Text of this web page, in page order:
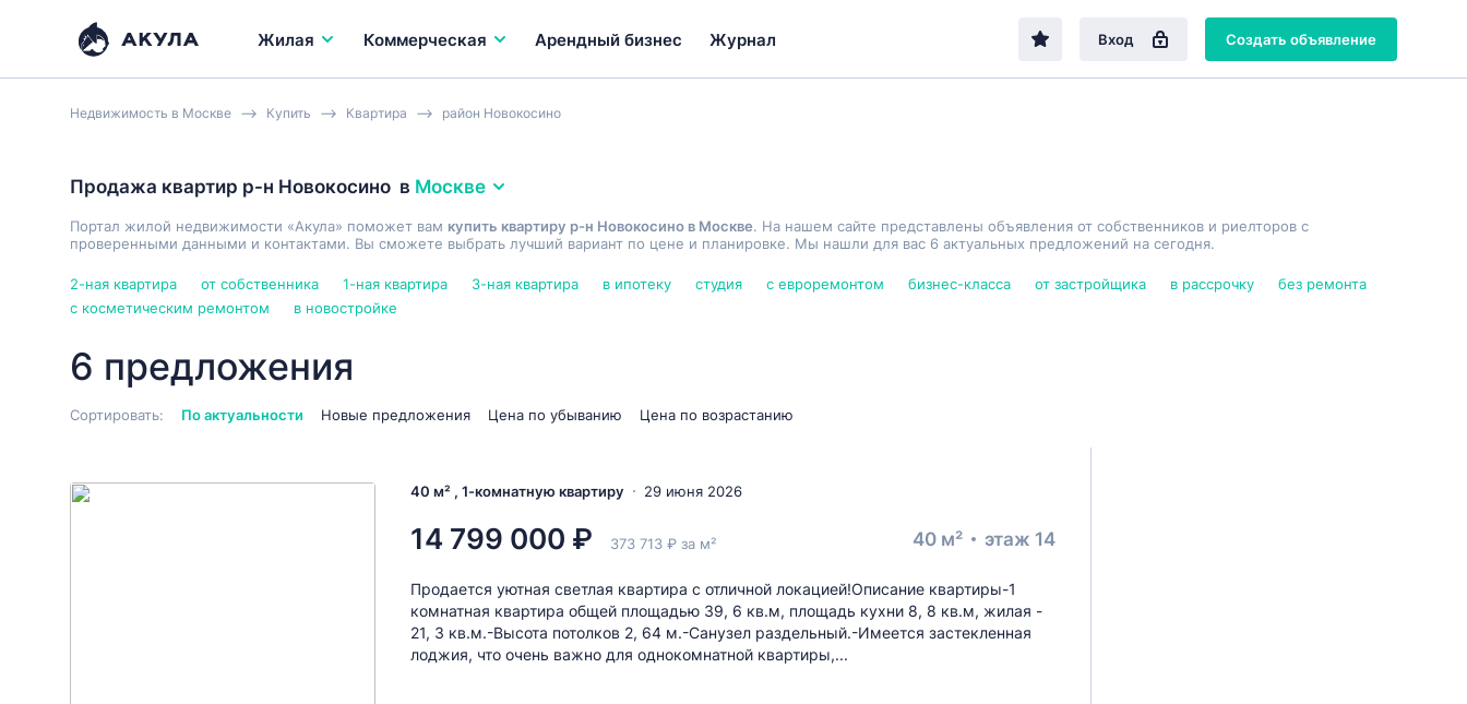
Жилая Коммерческая Арендный бизнес Журнал Вход Создать объявление
Недвижимость в Москве Купить Квартира район Новокосино
Продажа квартир р-н Новокосино в Москве
Портал жилой недвижимости «Акула» поможет вам купить квартиру р-н Новокосино в Москве. На нашем сайте представлены объявления от собственников и риелторов с
проверенными данными и контактами. Вы сможете выбрать лучший вариант по цене и планировке. Мы нашли для вас 6 актуальных предложений на сегодня.
2-ная квартира от собственника 1-ная квартира 3-ная квартира в ипотеку студия с евроремонтом бизнес-класса от застройщика в рассрочку
без ремонта
с косметическим ремонтом
в новостройке
6 предложения
Сортировать: По актуальности Новые предложения Цена по убыванию Цена по возрастанию
40 м² , 1-комнатную квартиру 29 июня 2026
14 799 000 ₽ 373 713 ₽ за м² 40 м² этаж 14
Продается уютная светлая квартира с отличной локацией!Описание квартиры-1
комнатная квартира общей площадью 39, 6 кв.м, площадь кухни 8, 8 кв.м, жилая -
21, 3 кв.м.-Высота потолков 2, 64 м.-Санузел раздельный.-Имеется застекленная
лоджия, что очень важно для однокомнатной квартиры,...